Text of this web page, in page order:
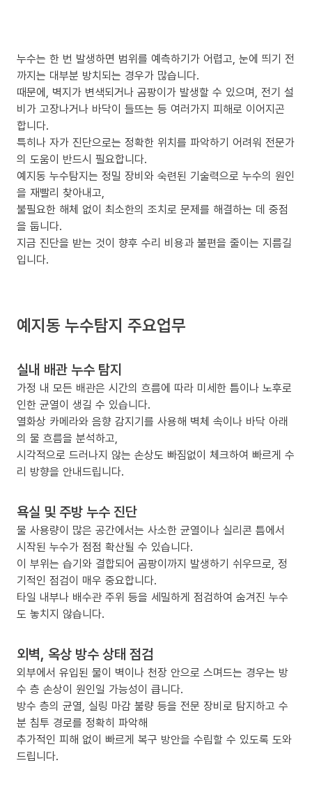
누수는 한 번 발생하면 범위를 예측하기가 어렵고, 눈에 띄기 전
까지는 대부분 방치되는 경우가 많습니다.
때문에, 벽지가 변색되거나 곰팡이가 발생할 수 있으며, 전기 설
비가 고장나거나 바닥이 들뜨는 등 여러가지 피해로 이어지곤
합니다.
특히나 자가 진단으로는 정확한 위치를 파악하기 어려워 전문가
의 도움이 반드시 필요합니다.
예지동 누수탐지는 정밀 장비와 숙련된 기술력으로 누수의 원인
을 재빨리 찾아내고,
불필요한 해체 없이 최소한의 조치로 문제를 해결하는 데 중점
을 둡니다.
지금 진단을 받는 것이 향후 수리 비용과 불편을 줄이는 지름길
입니다.
예지동 누수탐지 주요업무
실내 배관 누수 탐지
가정 내 모든 배관은 시간의 흐름에 따라 미세한 틈이나 노후로
인한 균열이 생길 수 있습니다.
열화상 카메라와 음향 감지기를 사용해 벽체 속이나 바닥 아래
의 물 흐름을 분석하고,
시각적으로 드러나지 않는 손상도 빠짐없이 체크하여 빠르게 수
리 방향을 안내드립니다.
욕실 및 주방 누수 진단
물 사용량이 많은 공간에서는 사소한 균열이나 실리콘 틈에서
시작된 누수가 점점 확산될 수 있습니다.
이 부위는 습기와 결합되어 곰팡이까지 발생하기 쉬우므로, 정
기적인 점검이 매우 중요합니다.
타일 내부나 배수관 주위 등을 세밀하게 점검하여 숨겨진 누수
도 놓치지 않습니다.
외벽, 옥상 방수 상태 점검
외부에서 유입된 물이 벽이나 천장 안으로 스며드는 경우는 방
수 층 손상이 원인일 가능성이 큽니다.
방수 층의 균열, 실링 마감 불량 등을 전문 장비로 탐지하고 수
분 침투 경로를 정확히 파악해
추가적인 피해 없이 빠르게 복구 방안을 수립할 수 있도록 도와
드립니다.